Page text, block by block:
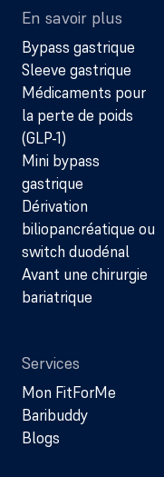
En savoir plus
Bypass gastrique
Sleeve gastrique
Médicaments pour
la perte de poids
(GLP-1)
Mini bypass
gastrique
Dérivation
biliopancréatique ou
switch duodénal
Avant une chirurgie
bariatrique
Services
Mon FitForMe
Baribuddy
Blogs